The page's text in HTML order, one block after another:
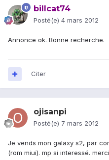
billcat74
Posté(e) 4 mars 2012
Annonce ok. Bonne recherche.
Citer
ojisanpi
Posté(e) 7 mars 2012
Je vends mon galaxy s2, par
(rom miui). mp si interessé. merci